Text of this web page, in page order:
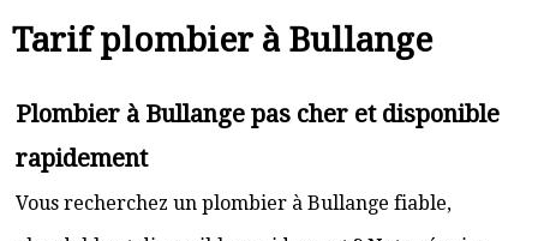
Tarif plombier à Bullange
Plombier à Bullange pas cher et disponible
rapidement
Vous recherchez un plombier à Bullange fiable,